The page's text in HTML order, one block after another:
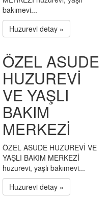
bakımevi...
Huzurevi detay »
ÖZEL ASUDE
HUZUREVİ
VE YAŞLI
BAKIM
MERKEZİ
ÖZEL ASUDE HUZUREVİ VE
YAŞLI BAKIM MERKEZİ
huzurevi, yaşlı bakımevi...
Huzurevi detay »